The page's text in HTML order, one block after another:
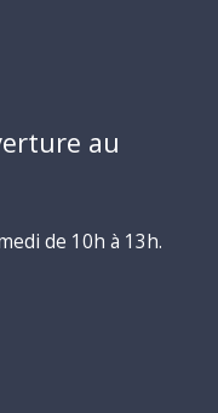
au
de 10h à 13h.